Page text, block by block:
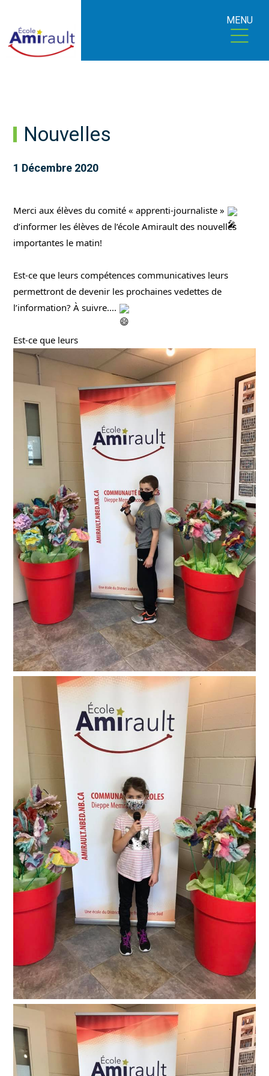
MENU
Nouvelles
1 Décembre 2020
Merci aux élèves du comité « apprenti-journaliste »
d’informer les élèves de l’école Amirault des nouvelles
importantes le matin!
Est-ce que leurs compétences communicatives leurs
permettront de devenir les prochaines vedettes de
l’information? À suivre....
Est-ce que leurs